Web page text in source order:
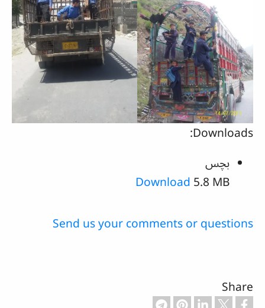
Downloads:
بچس
Download 5.8 MB
Send us your comments or questions
Share